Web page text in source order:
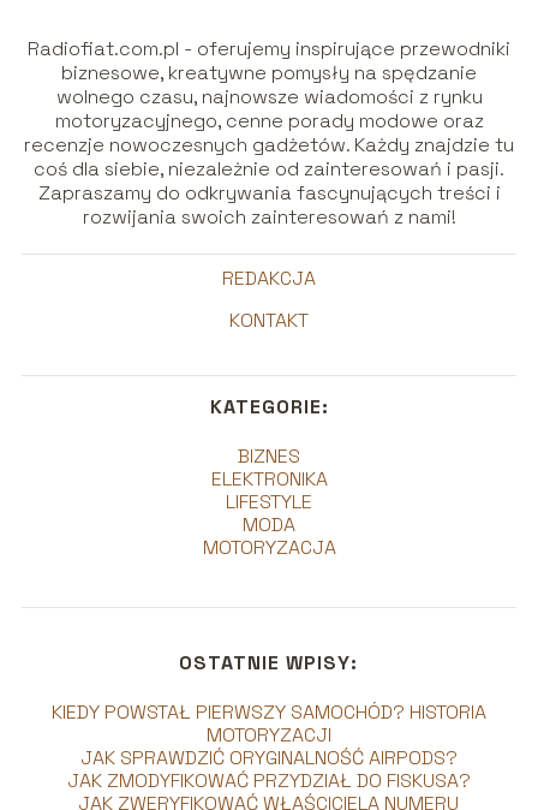
Radiofiat.com.pl - oferujemy inspirujące przewodniki
biznesowe, kreatywne pomysły na spędzanie
wolnego czasu, najnowsze wiadomości z rynku
motoryzacyjnego, cenne porady modowe oraz
recenzje nowoczesnych gadżetów. Każdy znajdzie tu
coś dla siebie, niezależnie od zainteresowań i pasji.
Zapraszamy do odkrywania fascynujących treści i
rozwijania swoich zainteresowań z nami!
REDAKCJA
KONTAKT
KATEGORIE:
BIZNES
ELEKTRONIKA
LIFESTYLE
MODA
MOTORYZACJA
OSTATNIE WPISY:
KIEDY POWSTAŁ PIERWSZY SAMOCHÓD? HISTORIA
MOTORYZACJI
JAK SPRAWDZIĆ ORYGINALNOŚĆ AIRPODS?
JAK ZMODYFIKOWAĆ PRZYDZIAŁ DO FISKUSA?
JAK ZWERYFIKOWAĆ WŁAŚCICIELA NUMERU